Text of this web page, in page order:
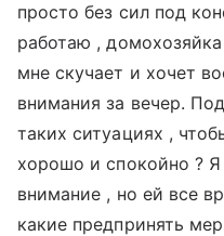
просто без сил под
работаю ,
мне скучает и хочет
внимания за вечер.
таких ситуациях ,
хорошо и спокойно ? Я
внимание , но ей все
какие предпринять